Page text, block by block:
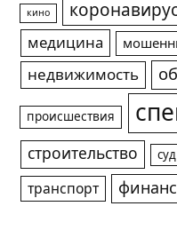
кино
медицина
недвижимость
происшествия
строительство суд
транспорт